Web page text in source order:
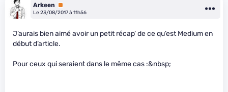
Arkeen
Premium
Le 23/08/2017 à 11h56
J’aurais bien aimé avoir un petit récap’ de ce qu’est Medium en
début d’article.
Pour ceux qui seraient dans le même cas :&nbsp;